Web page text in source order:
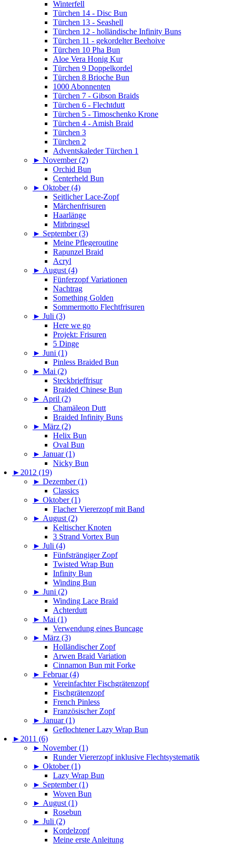
Winterfell
Türchen 14 - Disc Bun
Türchen 13 - Seashell
Türchen 12 - holländische Infinity Buns
Türchen 11 - gekordelter Beehoive
Türchen 10 Pha Bun
Aloe Vera Honig Kur
Türchen 9 Doppelkordel
Türchen 8 Brioche Bun
1000 Abonnenten
Türchen 7 - Gibson Braids
Türchen 6 - Flechtdutt
Türchen 5 - Timoschenko Krone
Türchen 4 - Amish Braid
Türchen 3
Türchen 2
Adventskaleder Türchen 1
► November (2)
Orchid Bun
Centerheld Bun
► Oktober (4)
Seitlicher Lace-Zopf
Märchenfrisuren
Haarlänge
Mitbringsel
► September (3)
Meine Pflegeroutine
Rapunzel Braid
Acryl
► August (4)
Fünferzopf Variationen
Nachtrag
Something Golden
Sommermotto Flechtfrisuren
► Juli (3)
Here we go
Projekt: Frisuren
5 Dinge
► Juni (1)
Pinless Braided Bun
► Mai (2)
Steckbrieffrisur
Braided Chinese Bun
► April (2)
Chamäleon Dutt
Braided Infinity Buns
► März (2)
Helix Bun
Oval Bun
► Januar (1)
Nicky Bun
► 2012 (19)
► Dezember (1)
Classics
► Oktober (1)
Flacher Viererzopf mit Band
► August (2)
Keltischer Knoten
3 Strand Vortex Bun
► Juli (4)
Fünfsträngiger Zopf
Twisted Wrap Bun
Infinity Bun
Winding Bun
► Juni (2)
Winding Lace Braid
Achterdutt
► Mai (1)
Verwendung eines Buncage
► März (3)
Holländischer Zopf
Arwen Braid Variation
Cinnamon Bun mit Forke
► Februar (4)
Vereinfachter Fischgrätenzopf
Fischgrätenzopf
French Pinless
Französischer Zopf
► Januar (1)
Geflochtener Lazy Wrap Bun
► 2011 (6)
► November (1)
Runder Viererzopf inklusive Flechtsystematik
► Oktober (1)
Lazy Wrap Bun
► September (1)
Woven Bun
► August (1)
Rosebun
► Juli (2)
Kordelzopf
Meine erste Anleitung